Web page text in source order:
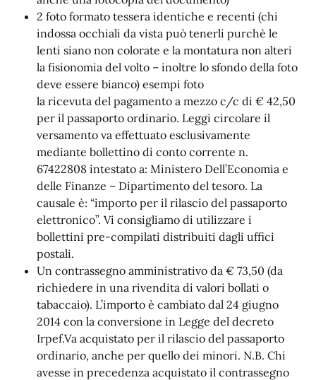
2 foto formato tessera identiche e recenti (chi
indossa occhiali da vista può tenerli purchè le
lenti siano non colorate e la montatura non alteri
la fisionomia del volto – inoltre lo sfondo della foto
deve essere bianco) esempi foto
la ricevuta del pagamento a mezzo c/c di € 42,50
per il passaporto ordinario. Leggi circolare il
versamento va effettuato esclusivamente
mediante bollettino di conto corrente n.
67422808 intestato a: Ministero Dell’Economia e
delle Finanze – Dipartimento del tesoro. La
causale è: “importo per il rilascio del passaporto
elettronico”. Vi consigliamo di utilizzare i
bollettini pre-compilati distribuiti dagli uffici
postali.
Un contrassegno amministrativo da € 73,50 (da
richiedere in una rivendita di valori bollati o
tabaccaio). L’importo è cambiato dal 24 giugno
2014 con la conversione in Legge del decreto
Irpef.Va acquistato per il rilascio del passaporto
ordinario, anche per quello dei minori. N.B. Chi
avesse in precedenza acquistato il contrassegno